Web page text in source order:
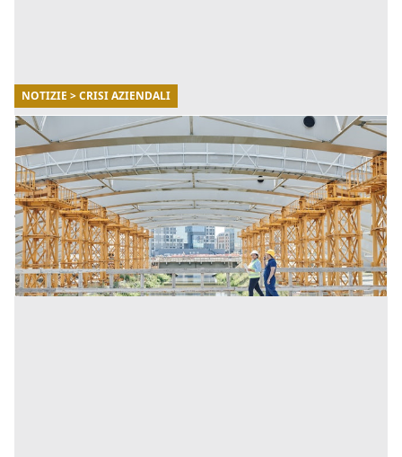
NOTIZIE > CRISI AZIENDALI
28/06/2022
Superbonus e nodo cessione del credito:
Casartigiani Verona e la soluzione proposta
Vediamo insieme qual è la proposta di Casartigiani
Verona in merito al Superbonus e nodo cessione del
credito. [...]